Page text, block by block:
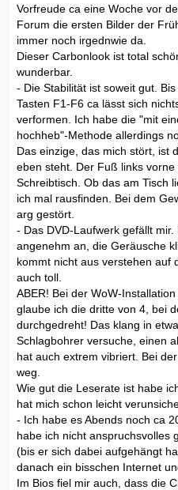
Vorfreude ca eine Woche vor
Forum die ersten Bilder der
immer noch irgednwie da.
Dieser Carbonlook ist total
wunderbar.
- Die Stabilität ist soweit gut.
Tasten F1-F6 ca lässt sich
verformen. Ich habe die "mit
hochheb"-Methode allerdings
Das einzige, das mich stört, ist
eben steht. Der Fuß links
Schreibtisch. Ob das am Tisch
ich mal rausfinden. Bei dem
arg gestört.
- Das DVD-Laufwerk gefällt
angenehm an, die Geräusche
kommt nicht aus verstehen auf
auch toll.
ABER! Bei der WoW-
glaube ich die dritte von 4, bei
durchgedreht! Das klang in
Schlagbohrer versuche, einen
hat auch extrem vibriert. Bei
weg.
Wie gut die Leserate ist habe
hat mich schon leicht
- Ich habe es Abends noch ca
habe ich nicht anspruchsvolles
(bis er sich dabei aufgehängt
danach ein bisschen Internet
Im Bios fiel mir auch, dass die